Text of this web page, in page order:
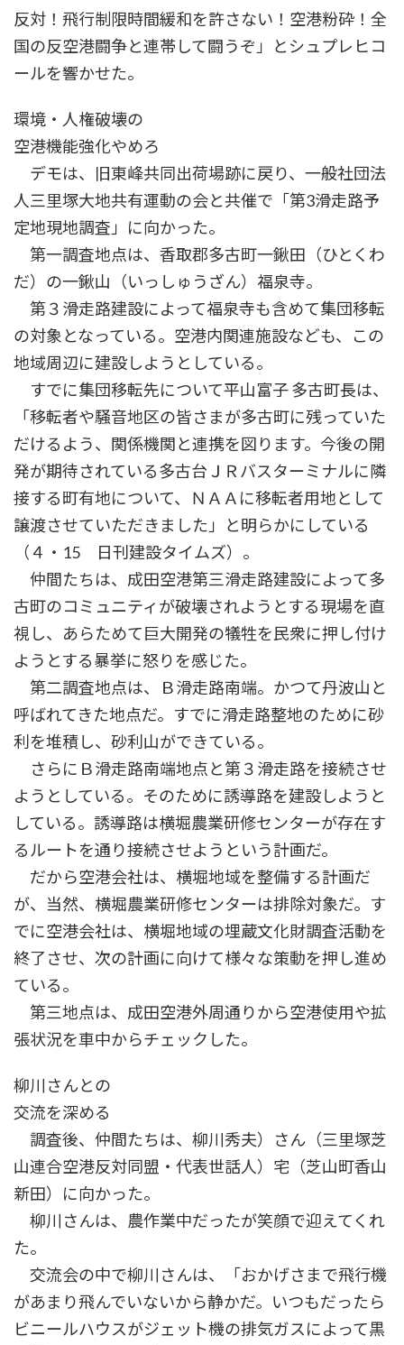
反対！飛行制限時間緩和を許さない！空港粉砕！全
国の反空港闘争と連帯して闘うぞ」とシュプレヒコ
ールを響かせた。
環境・人権破壊の
空港機能強化やめろ
デモは、旧東峰共同出荷場跡に戻り、一般社団法
人三里塚大地共有運動の会と共催で「第3滑走路予
定地現地調査」に向かった。
第一調査地点は、香取郡多古町一鍬田（ひとくわ
だ）の一鍬山（いっしゅうざん）福泉寺。
第３滑走路建設によって福泉寺も含めて集団移転
の対象となっている。空港内関連施設なども、この
地域周辺に建設しようとしている。
すでに集団移転先について平山富子 多古町長は、
「移転者や騒音地区の皆さまが多古町に残っていた
だけるよう、関係機関と連携を図ります。今後の開
発が期待されている多古台ＪＲバスターミナルに隣
接する町有地について、ＮＡＡに移転者用地として
譲渡させていただきました」と明らかにしている
（４・15 日刊建設タイムズ）。
仲間たちは、成田空港第三滑走路建設によって多
古町のコミュニティが破壊されようとする現場を直
視し、あらためて巨大開発の犠牲を民衆に押し付け
ようとする暴挙に怒りを感じた。
第二調査地点は、Ｂ滑走路南端。かつて丹波山と
呼ばれてきた地点だ。すでに滑走路整地のために砂
利を堆積し、砂利山ができている。
さらにＢ滑走路南端地点と第３滑走路を接続させ
ようとしている。そのために誘導路を建設しようと
している。誘導路は横堀農業研修センターが存在す
るルートを通り接続させようという計画だ。
だから空港会社は、横堀地域を整備する計画だ
が、当然、横堀農業研修センターは排除対象だ。す
でに空港会社は、横堀地域の埋蔵文化財調査活動を
終了させ、次の計画に向けて様々な策動を押し進め
ている。
第三地点は、成田空港外周通りから空港使用や拡
張状況を車中からチェックした。
柳川さんとの
交流を深める
調査後、仲間たちは、柳川秀夫）さん（三里塚芝
山連合空港反対同盟・代表世話人）宅（芝山町香山
新田）に向かった。
柳川さんは、農作業中だったが笑顔で迎えてくれ
た。
交流会の中で柳川さんは、「おかげさまで飛行機
があまり飛んでいないから静かだ。いつもだったら
ビニールハウスがジェット機の排気ガスによって黒